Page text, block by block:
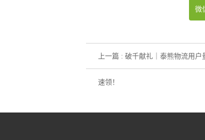
微
上一篇 : 破千献礼｜泰熊物流用
速领！